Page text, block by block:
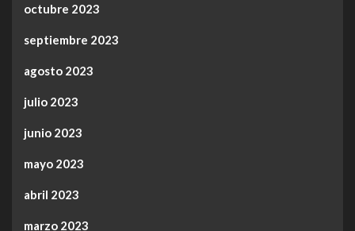
octubre 2023
septiembre 2023
agosto 2023
julio 2023
junio 2023
mayo 2023
abril 2023
marzo 2023